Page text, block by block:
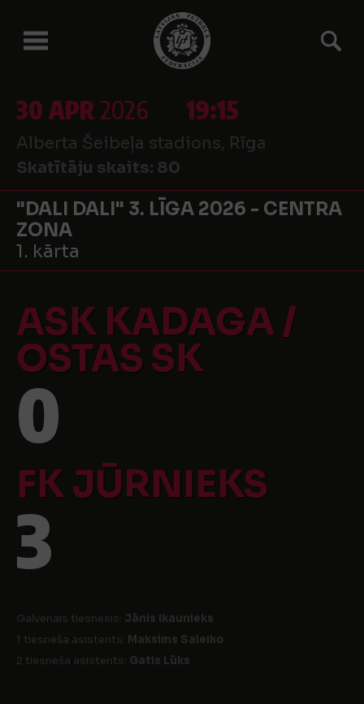
30 APR2026 19:15
Alberta Šeibeļa stadions, Rīga
Skatītāju skaits: 80
"DALI DALI" 3. LĪGA 2026 - CENTRA
ZONA
1. kārta
ASK KADAGA /
OSTAS SK
0
FK JŪRNIEKS
3
Galvenais tiesnesis: Jānis Ikaunieks
1 tiesneša asistents: Maksims Saleiko
2 tiesneša asistents: Gatis Lūks